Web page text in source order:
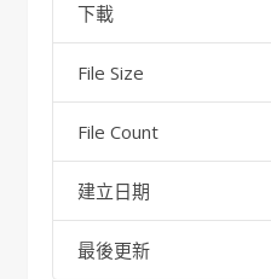
下載
File Size
File Count
建立日期
最後更新